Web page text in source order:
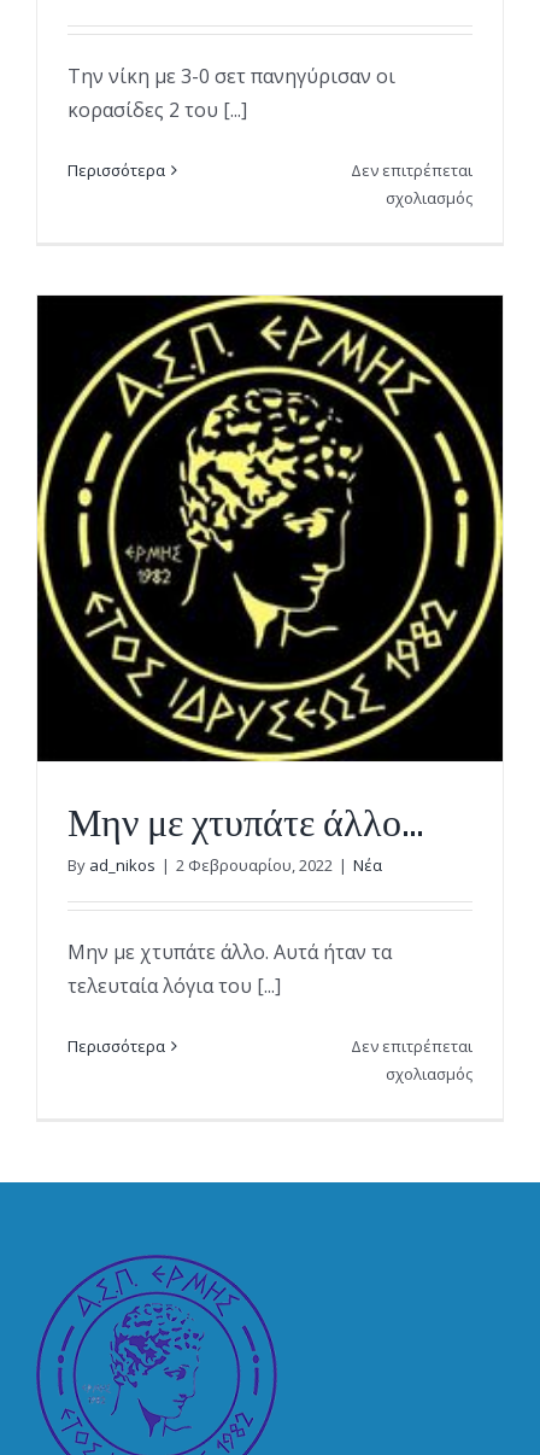
Την νίκη με 3-0 σετ πανηγύρισαν οι
κορασίδες 2 του [...]
Περισσότερα
Δεν επιτρέπεται
σχολιασμόςστο
–
Φώναξαν
το
όνομα
Άλκη
στην
αρχή
Μην με χτυπάτε άλλο…
By ad_nikos | 2 Φεβρουαρίου, 2022 | Νέα
Μην με χτυπάτε άλλο. Αυτά ήταν τα
τελευταία λόγια του [...]
Περισσότερα
Δεν επιτρέπεται
σχολιασμόςστο
άλλο…